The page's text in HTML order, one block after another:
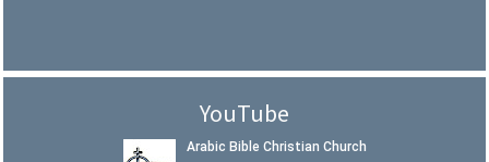
YouTube